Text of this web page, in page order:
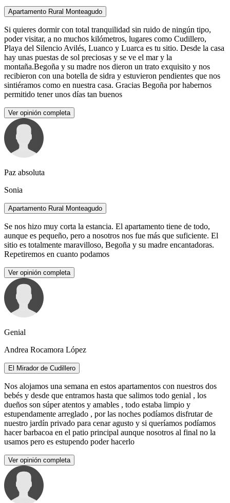
Apartamento Rural Monteagudo
Si quieres dormir con total tranquilidad sin ruido de ningún tipo,
poder visitar, a no muchos kilómetros, lugares como Cudillero,
Playa del Silencio Avilés, Luanco y Luarca es tu sitio. Desde la casa
hay unas puestas de sol preciosas y se ve el mar y la
montaña.Begoña y su madre nos dieron un trato exquisito y nos
recibieron con una botella de sidra y estuvieron pendientes que nos
sintiéramos como en nuestra casa. Gracias Begoña por habernos
permitido tener unos días tan buenos
Ver opinión completa
Paz absoluta
Sonia
Apartamento Rural Monteagudo
Se nos hizo muy corta la estancia. El apartamento tiene de todo,
aunque es pequeño, pero a nosotros nos fue más que suficiente. El
sitio es totalmente maravilloso, Begoña y su madre encantadoras.
Repetiremos en cuanto podamos
Ver opinión completa
Genial
Andrea Rocamora López
El Mirador de Cudillero
Nos alojamos una semana en estos apartamentos con nuestros dos
bebés y desde que entramos hasta que salimos todo genial , los
dueños son súper atentos y amables , todo estaba limpio y
estupendamente arreglado , por las noches podíamos disfrutar de
nuestro jardín privado para cenar agusto y si queríamos podíamos
hacer barbacoa en el patio principal aunque nosotros al final no la
usamos pero es estupendo poder hacerlo
Ver opinión completa